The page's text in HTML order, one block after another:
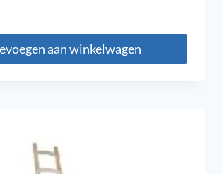
aan winkelwagen